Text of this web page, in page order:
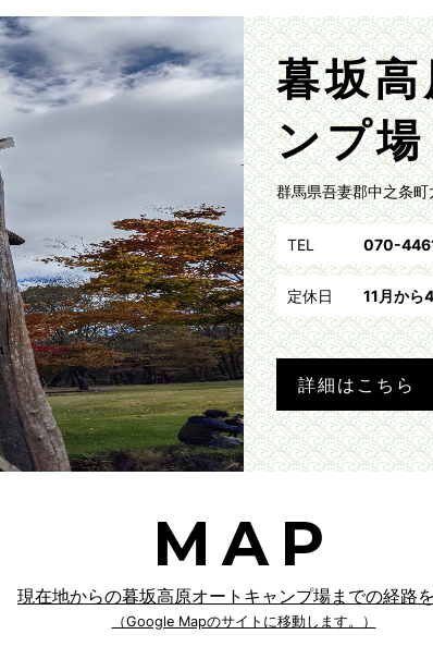
暮坂
ンプ場
群馬県吾妻郡中之条
TEL 070-
定休日 11月から
詳細はこちら
MAP
現在地からの暮坂高原オートキャンプ場までの経路
（Google Mapのサイトに移動します。）